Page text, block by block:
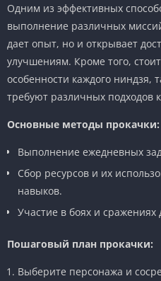
Одним из эффективных
выполнение различных
дает опыт, но и открывает
улучшениям. Кроме того,
особенности каждого ниндзя,
требуют различных подходов
Основные методы прокачки:
Выполнение ежедневных
Сбор ресурсов и их
навыков.
Участие в боях и
Пошаговый план прокачки:
Выберите персонажа и